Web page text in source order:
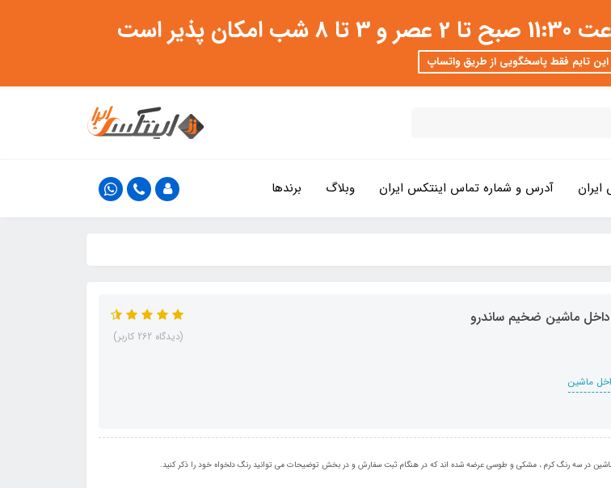
است
این تایم فقط پاسخگویی از طریق واتساپ
آدرس و شماره تماس اینتکس ایران وبلاگ برندها
ماشین ضخیم ساندرو
ماشین
(دیدگاه 262 کاربر)
در سه رنگ کرم ، مشکی و طوسی عرضه شده اند که در هنگام ثبت سفارش و در بخش توضیحات می توانید رنگ دلخواه خود را ذکر کنید.